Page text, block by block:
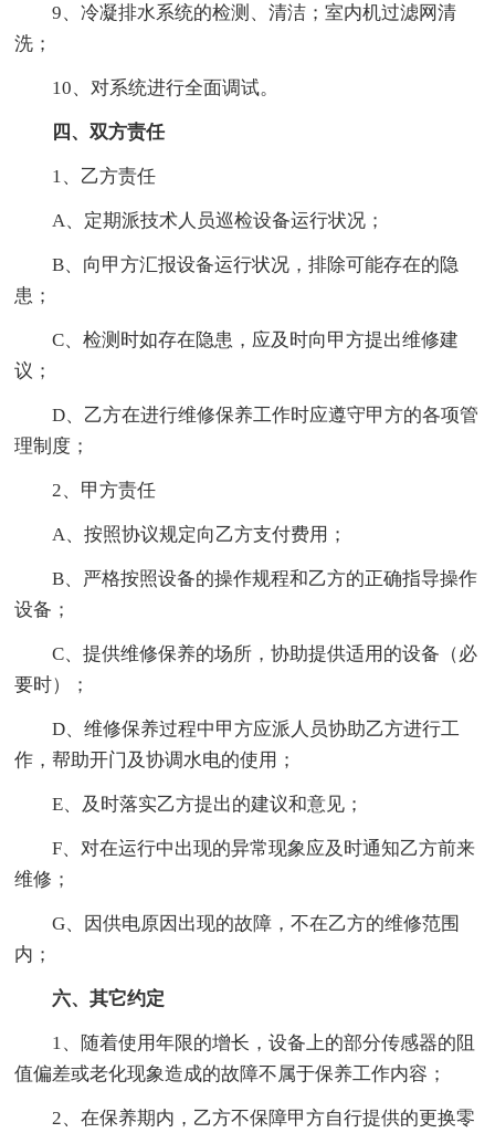
9、冷凝排水系统的检测、清洁；室内机过滤网清
洗；
10、对系统进行全面调试。
四、双方责任
1、乙方责任
A、定期派技术人员巡检设备运行状况；
B、向甲方汇报设备运行状况，排除可能存在的隐
患；
C、检测时如存在隐患，应及时向甲方提出维修建
议；
D、乙方在进行维修保养工作时应遵守甲方的各项管
理制度；
2、甲方责任
A、按照协议规定向乙方支付费用；
B、严格按照设备的操作规程和乙方的正确指导操作
设备；
C、提供维修保养的场所，协助提供适用的设备（必
要时）；
D、维修保养过程中甲方应派人员协助乙方进行工
作，帮助开门及协调水电的使用；
E、及时落实乙方提出的建议和意见；
F、对在运行中出现的异常现象应及时通知乙方前来
维修；
G、因供电原因出现的故障，不在乙方的维修范围
内；
六、其它约定
1、随着使用年限的增长，设备上的部分传感器的阻
值偏差或老化现象造成的故障不属于保养工作内容；
2、在保养期内，乙方不保障甲方自行提供的更换零